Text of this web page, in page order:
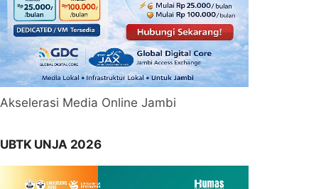
Akselerasi Media Online Jambi
UBTK UNJA 2026